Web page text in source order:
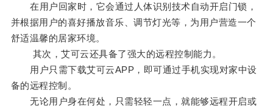
在用户回家时，它会通过人体识别技术自动开启门锁，
并根据用户的喜好播放音乐、调节灯光等，为用户营造一个
舒适温馨的居家环境。
其次，艾可云还具备了强大的远程控制能力。
用户只需下载艾可云APP，即可通过手机实现对家中设
备的远程控制。
无论用户身在何处，只需轻轻一点，就能够远程开启或